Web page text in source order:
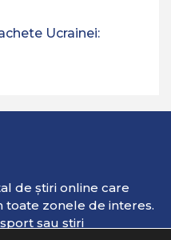
Ucrainei:
de ştiri online care
toate zonele de interes.
sau ştiri